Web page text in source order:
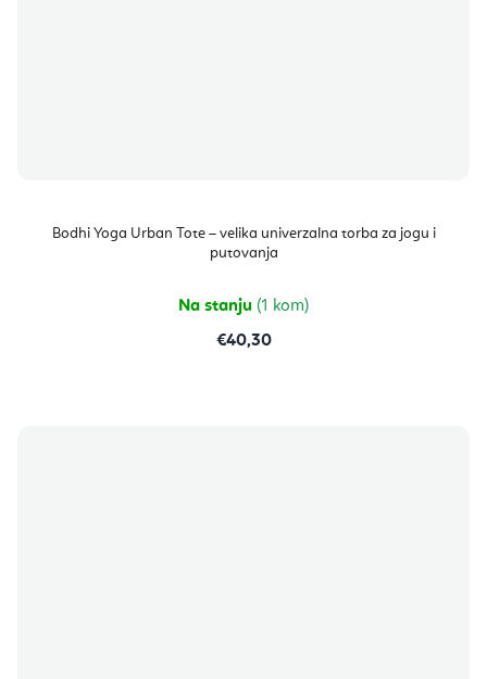
Bodhi Yoga Urban Tote – velika univerzalna torba za jogu i
putovanja
Na stanju (1 kom)
€40,30